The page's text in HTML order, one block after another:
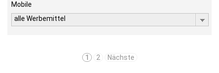
Mobile
alle Werbemittel
1 2 Nächste